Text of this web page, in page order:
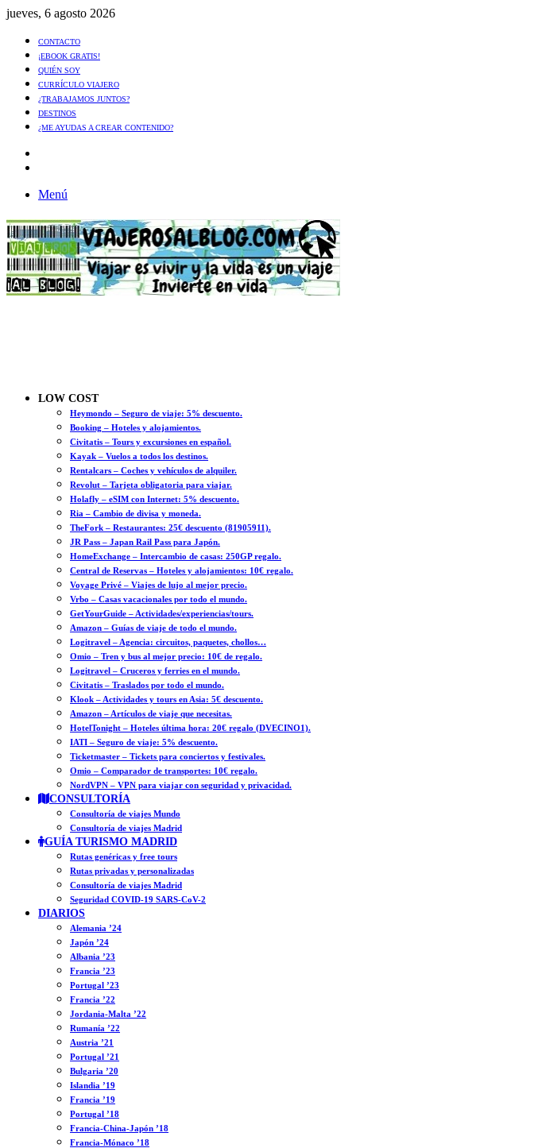
jueves, 6 agosto 2026
CONTACTO
¡EBOOK GRATIS!
QUIÉN SOY
CURRÍCULO VIAJERO
¿TRABAJAMOS JUNTOS?
DESTINOS
¿ME AYUDAS A CREAR CONTENIDO?
Menú
LOW COST
Heymondo – Seguro de viaje: 5% descuento.
Booking – Hoteles y alojamientos.
Civitatis – Tours y excursiones en español.
Kayak – Vuelos a todos los destinos.
Rentalcars – Coches y vehículos de alquiler.
Revolut – Tarjeta obligatoria para viajar.
Holafly – eSIM con Internet: 5% descuento.
Ria – Cambio de divisa y moneda.
TheFork – Restaurantes: 25€ descuento (81905911).
JR Pass – Japan Rail Pass para Japón.
HomeExchange – Intercambio de casas: 250GP regalo.
Central de Reservas – Hoteles y alojamientos: 10€ regalo.
Voyage Privé – Viajes de lujo al mejor precio.
Vrbo – Casas vacacionales por todo el mundo.
GetYourGuide – Actividades/experiencias/tours.
Amazon – Guías de viaje de todo el mundo.
Logitravel – Agencia: circuitos, paquetes, chollos…
Omio – Tren y bus al mejor precio: 10€ de regalo.
Logitravel – Cruceros y ferries en el mundo.
Civitatis – Traslados por todo el mundo.
Klook – Actividades y tours en Asia: 5€ descuento.
Amazon – Artículos de viaje que necesitas.
HotelTonight – Hoteles última hora: 20€ regalo (DVECINO1).
IATI – Seguro de viaje: 5% descuento.
Ticketmaster – Tickets para conciertos y festivales.
Omio – Comparador de transportes: 10€ regalo.
NordVPN – VPN para viajar con seguridad y privacidad.
CONSULTORÍA
Consultoría de viajes Mundo
Consultoría de viajes Madrid
GUÍA TURISMO MADRID
Rutas genéricas y free tours
Rutas privadas y personalizadas
Consultoría de viajes Madrid
Seguridad COVID-19 SARS-CoV-2
DIARIOS
Alemania ’24
Japón ’24
Albania ’23
Francia ’23
Portugal ’23
Francia ’22
Jordania-Malta ’22
Rumanía ’22
Austria ’21
Portugal ’21
Bulgaria ’20
Islandia ’19
Francia ’19
Portugal ’18
Francia-China-Japón ’18
Francia-Mónaco ’18